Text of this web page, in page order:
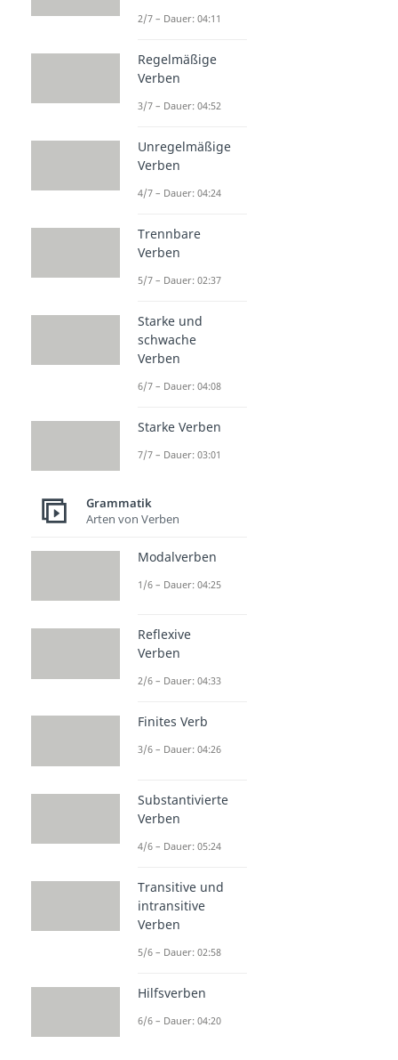
2/7 – Dauer: 04:11
Regelmäßige
Verben
3/7 – Dauer: 04:52
Unregelmäßige
Verben
4/7 – Dauer: 04:24
Trennbare
Verben
5/7 – Dauer: 02:37
Starke und
schwache
Verben
6/7 – Dauer: 04:08
Starke Verben
7/7 – Dauer: 03:01
Grammatik
Arten von Verben
Modalverben
1/6 – Dauer: 04:25
Reflexive
Verben
2/6 – Dauer: 04:33
Finites Verb
3/6 – Dauer: 04:26
Substantivierte
Verben
4/6 – Dauer: 05:24
Transitive und
intransitive
Verben
5/6 – Dauer: 02:58
Hilfsverben
6/6 – Dauer: 04:20